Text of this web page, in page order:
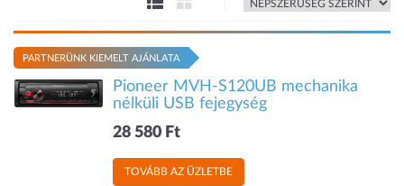
PARTNERÜNK KIEMELT AJÁNLATA
Pioneer MVH-S120UB mechanika
nélküli USB fejegység
28 580 Ft
TOVÁBB AZ ÜZLETBE